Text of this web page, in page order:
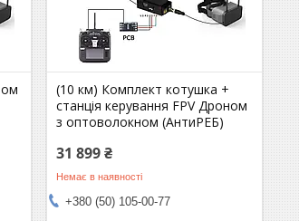
(10 км) Комплект котушка +
станція керування FPV Дроном
з оптоволокном (АнтиРЕБ)
31 899 ₴
Немає в наявності
+380 (50) 105-00-77